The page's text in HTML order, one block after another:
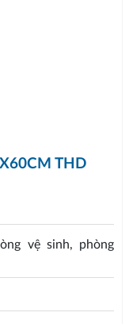
THD
vệ sinh, phòng